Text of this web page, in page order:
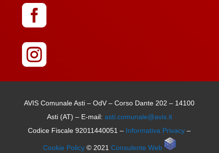


AVIS Comunale Asti – OdV – Corso Dante 202 – 14100
Asti (AT) – E-mail: asti.comunale@avis.it
Codice Fiscale 92011440051 – Informativa Privacy –
Cookie Policy© 2021 Consulente Web